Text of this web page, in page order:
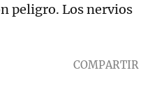
peligro. Los nervios
COMPARTIR